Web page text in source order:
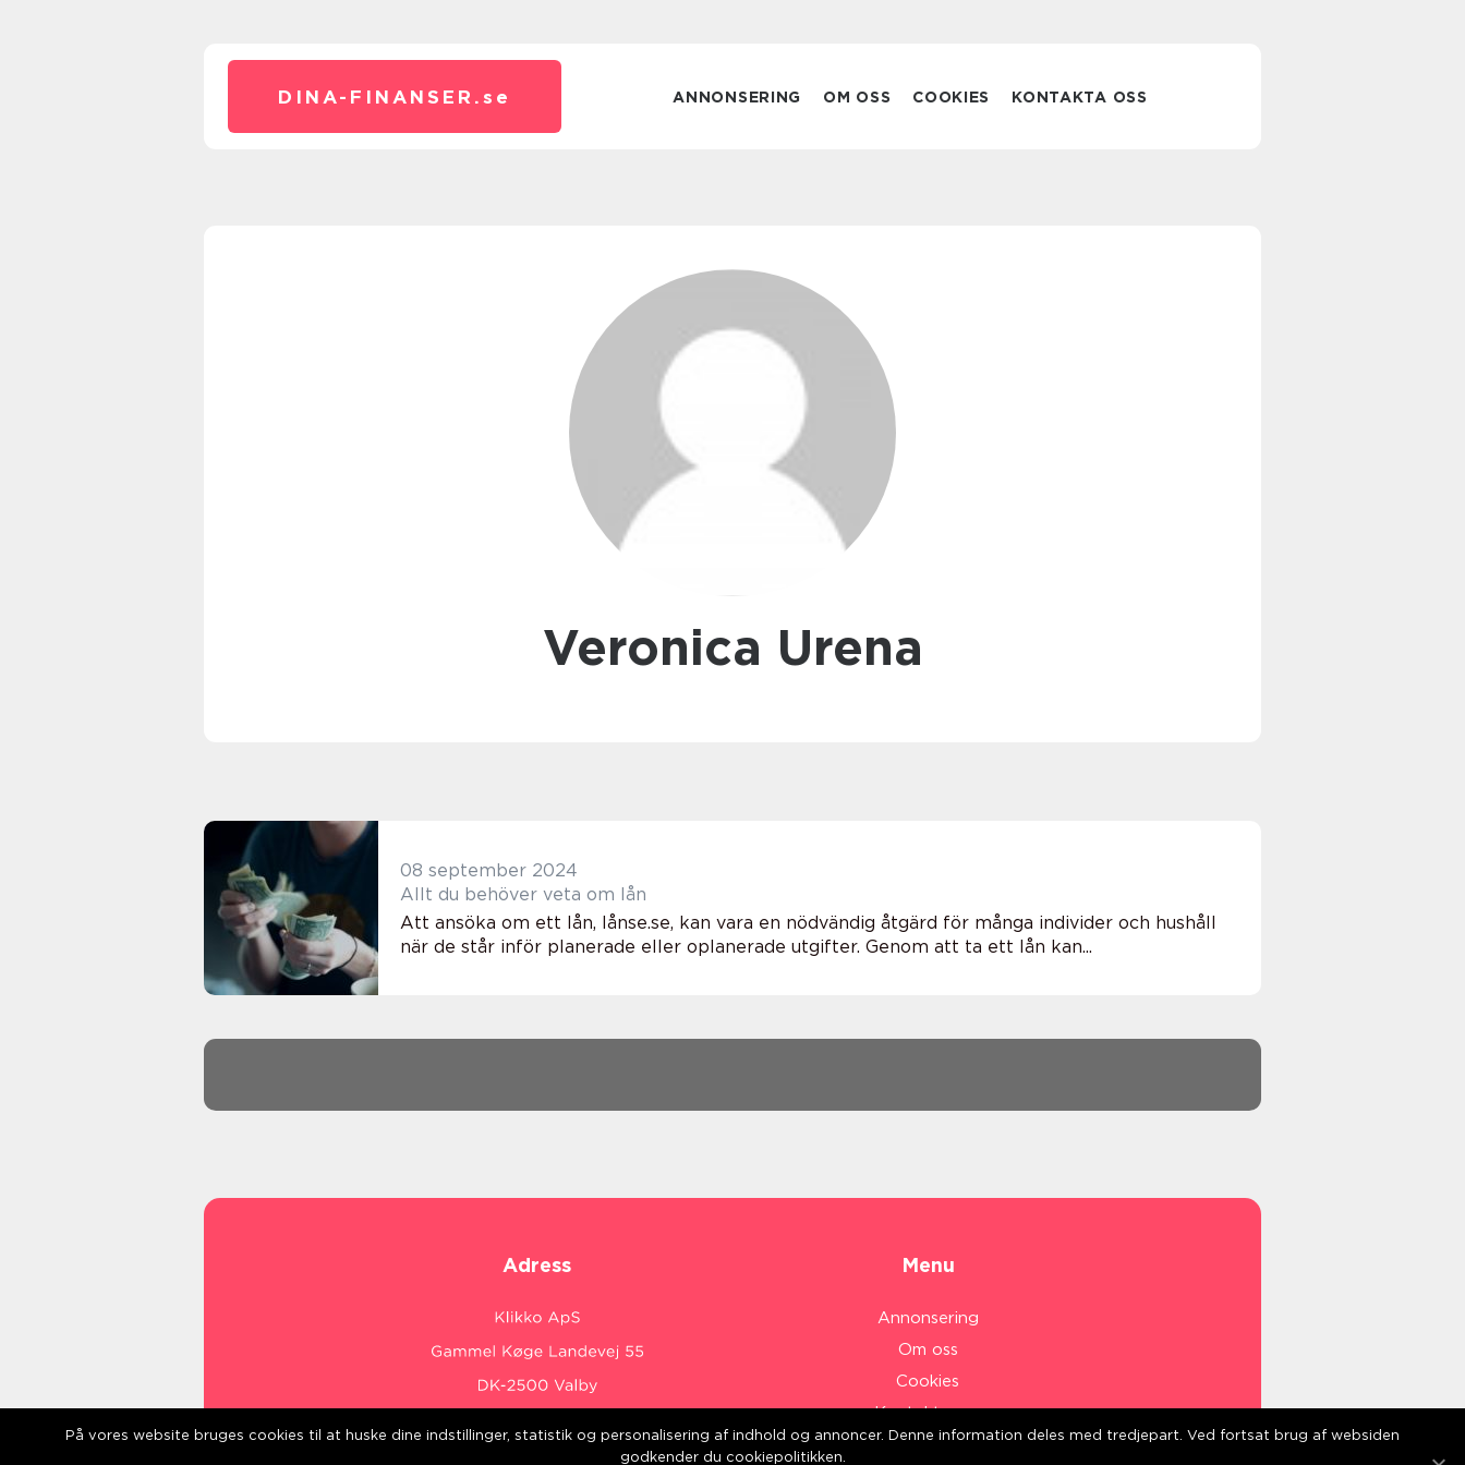
DINA-FINANSER. se ANNONSERING OM OSS COOKIES KONTAKTA OSS
Veronica Urena
08 september 2024
Allt du behöver veta om lån
Att ansöka om ett lån, lånse.se, kan vara en nödvändig åtgärd för många individer och hushåll
när de står inför planerade eller oplanerade utgifter. Genom att ta ett lån kan...
Adress Menu
Annonsering
Om oss
Cookies
Kontakta oss
Sitemap
På vores website bruges cookies til at huske dine indstillinger, statistik og personalisering af indhold og annoncer. Denne information deles med tredjepart. Ved fortsat brug af websiden
godkender du cookiepolitikken.